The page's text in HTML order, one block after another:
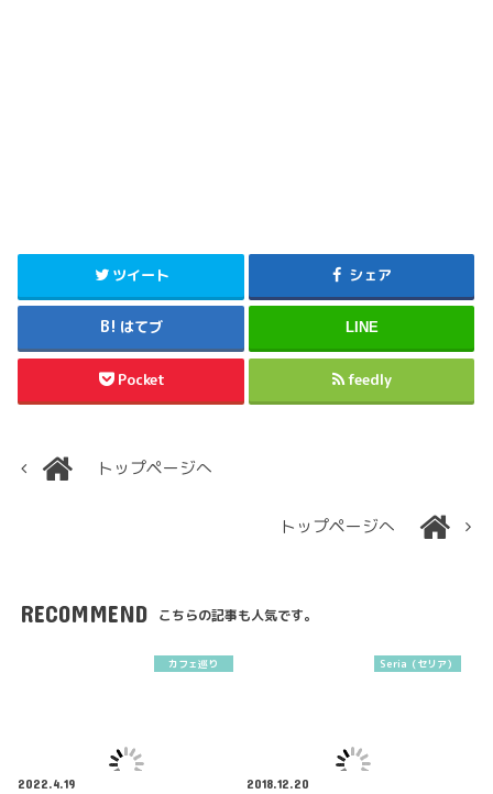
ツイート シェア
はてブ LINE
Pocket feedly
トップページへ
トップページへ
RECOMMEND こちらの記事も人気です。
カフェ巡り
2022.4.19
Seria（セリア）
2018.12.20